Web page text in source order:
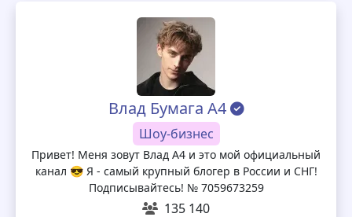
Влад Бумага А4
Шоу-бизнес
Привет! Меня зовут Влад А4 и это мой официальный
канал 😎 Я - самый крупный блогер в России и СНГ!
Подписывайтесь! № 7059673259
135 140